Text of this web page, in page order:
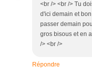
<br /> <br /> Tu
d'ici demain et
passer demain
gros bisous et en
/> <br />
Répondre